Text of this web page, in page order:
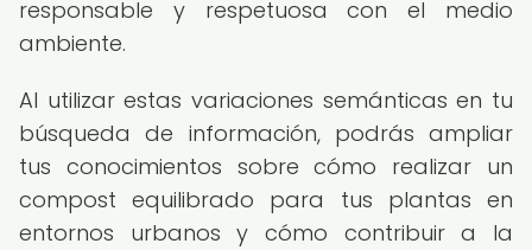
responsable y respetuosa con el medio
ambiente.
Al utilizar estas variaciones semánticas en tu
búsqueda de información, podrás ampliar
tus conocimientos sobre cómo realizar un
compost equilibrado para tus plantas en
entornos urbanos y cómo contribuir a la